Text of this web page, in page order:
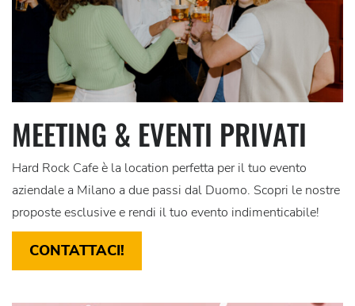
MEETING & EVENTI PRIVATI
Hard Rock Cafe è la location perfetta per il tuo evento
aziendale a Milano a due passi dal Duomo. Scopri le nostre
proposte esclusive e rendi il tuo evento indimenticabile!
CONTATTACI!